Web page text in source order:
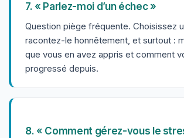
7. « Parlez-moi d’un échec »
Question piège fréquente. Choisissez
racontez-le honnêtement, et surtout :
que vous en avez appris et comment
progressé depuis.
8. « Comment gérez-vous le